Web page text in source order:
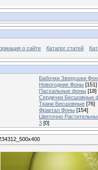
о сайте Каталог статей
Бабочки Зверушки
Новогодние Фоны [151]
Пасхальные фоны [18]
Сердечки Бесшовные
Ткани Бесшовные [76]
Фрактал Фоны [154]
Цветочно
3 [0]